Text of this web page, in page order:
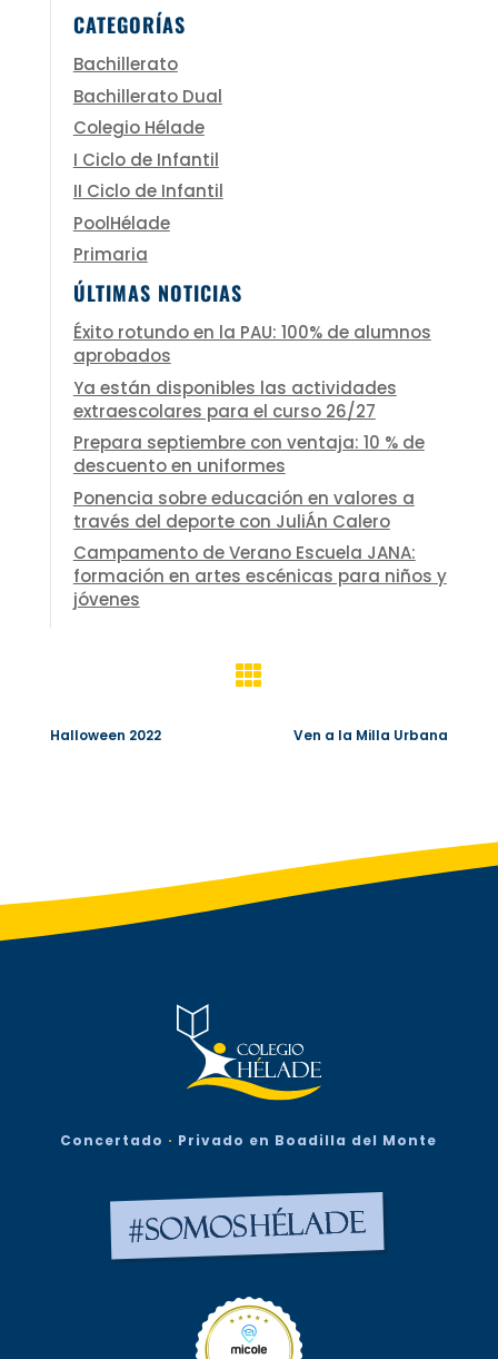
CATEGORÍAS
Bachillerato
Bachillerato Dual
Colegio Hélade
I Ciclo de Infantil
II Ciclo de Infantil
PoolHélade
Primaria
ÚLTIMAS NOTICIAS
Éxito rotundo en la PAU: 100% de alumnos
aprobados
Ya están disponibles las actividades
extraescolares para el curso 26/27
Prepara septiembre con ventaja: 10 % de
descuento en uniformes
Ponencia sobre educación en valores a
través del deporte con JuliÁn Calero
Campamento de Verano Escuela JANA:
formación en artes escénicas para niños y
jóvenes

Halloween 2022 Ven a la Milla Urbana
Concertado · Privado en Boadilla del Monte